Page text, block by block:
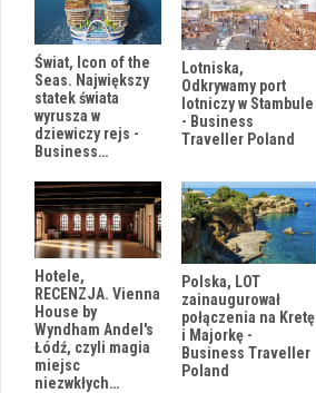
Świat, Icon of the
Seas. Największy
statek świata
wyrusza w
dziewiczy rejs -
Business…
Lotniska,
Odkrywamy port
lotniczy w Stambule
- Business
Traveller Poland
Hotele,
RECENZJA. Vienna
House by
Wyndham Andel's
Łódź, czyli magia
miejsc
niezwkłych…
Polska, LOT
zainaugurował
połączenia na Kretę
i Majorkę -
Business Traveller
Poland